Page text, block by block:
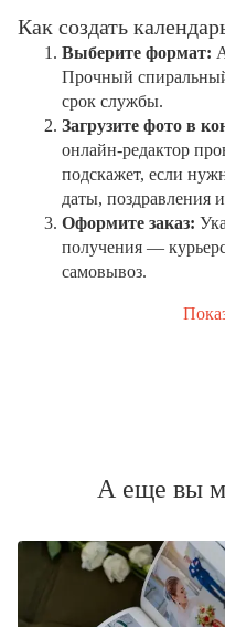
Как создать
Выберите формат:
Прочный
срок службы.
Загрузите фото в
онлайн-редактор
подскажет, если
даты, поздравления
Оформите заказ:
получения —
самовывоз.
А еще вы